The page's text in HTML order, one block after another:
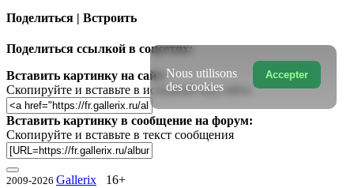
Поделиться | Встроить
Поделиться ссылкой в соцсетях:
Вставить картинку на сайт:
Скопируйте и вставьте в исходный код сайта
Вставить картинку в сообщение на форум:
Скопируйте и вставьте в текст сообщения
2009-2026 Gallerix 16+
Accepter
Nous utilisons
des cookies